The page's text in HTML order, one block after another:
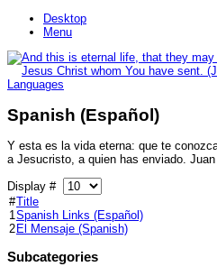
Desktop
Menu
Languages
Spanish (Español)
Y esta es la vida eterna: que te
a Jesucristo, a quien has enviado.
Display #
#Title
1Spanish Links (Español)
2 El Mensaje (Spanish)
Subcategories